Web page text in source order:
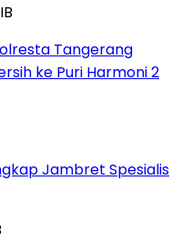
Tangerang
ke Puri Harmoni 2
Jambret Spesialis